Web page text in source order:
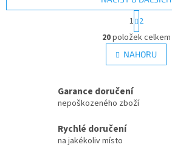
O
v
l
á
c
t
r
á
n
k
á
n
1 2
20položek celkem
NAHORU
Garance doručení
nepoškozeného zboží
Rychlé doručení
na jakékoliv místo